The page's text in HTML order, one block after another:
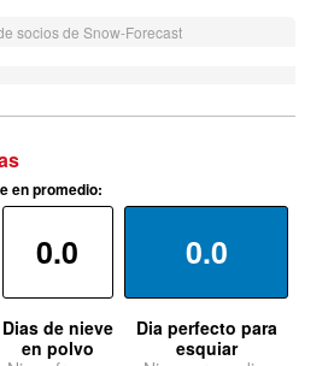
socios de Snow-Forecast
en promedio:
0.0
Dias de nieve
en polvo
0.0
Dia perfecto para
esquiar